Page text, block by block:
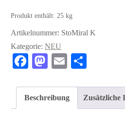
Menge
Produkt enthält: 25kg
Artikelnummer: StoMiral K
Kategorie:NEU
Fa
bo
M
to
E
ail n
Beschreibung Zusätzliche